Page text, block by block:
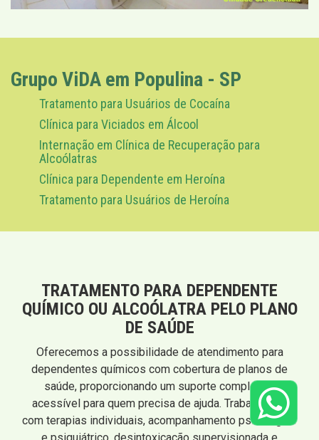
Grupo ViDA em Populina - SP
Tratamento para Usuários de Cocaína
Clínica para Viciados em Álcool
Internação em Clínica de Recuperação para
Alcoólatras
Clínica para Dependente em Heroína
Tratamento para Usuários de Heroína
TRATAMENTO PARA DEPENDENTE
QUÍMICO OU ALCOÓLATRA PELO PLANO
DE SAÚDE
Oferecemos a possibilidade de atendimento para
dependentes químicos com cobertura de planos de
saúde, proporcionando um suporte completo e
acessível para quem precisa de ajuda. Trabalhamos
com terapias individuais, acompanhamento psicológico